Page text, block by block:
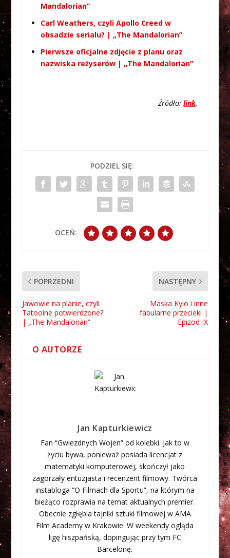
Mandalorian”
Carl Weathers, czyli Apollo Creed w
obsadzie serialu? | „The Mandalorian”
Pierwsze oficjalne zdjęcie z planu oraz
nazwiska reżyserów | „The Mandalorian”
Źródło:link.
PODZIEL SIĘ:
OCEŃ:
POPRZEDNI
Jawowie na planie, czyli
Tatooine potwierdzone?
| „The Mandalorian”
NASTĘPNY
Maska Kylo i inne
fabularne przecieki |
Epizod IX
O AUTORZE
Jan Kapturkiewicz
Fan “Gwiezdnych Wojen” od kolebki. Jak to w
życiu bywa, ponieważ posiada licencjat z
matematyki komputerowej, skończył jako
zagorzały entuzjasta i recenzent filmowy. Twórca
instabloga “O Filmach dla Sportu”, na którym na
bieżąco rozprawia na temat aktualnych premier.
Obecnie zgłębia tajniki sztuki filmowej w AMA
Film Academy w Krakowie. W weekendy ogląda
ligę hiszpańską, dopingując przy tym FC
Barcelonę.